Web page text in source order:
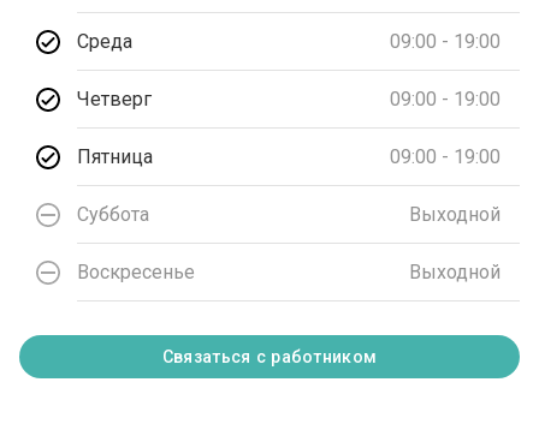
Среда 09:00 - 19:00
Четверг 09:00 - 19:00
Пятница 09:00 - 19:00
Суббота Выходной
Воскресенье Выходной
Связаться с работником